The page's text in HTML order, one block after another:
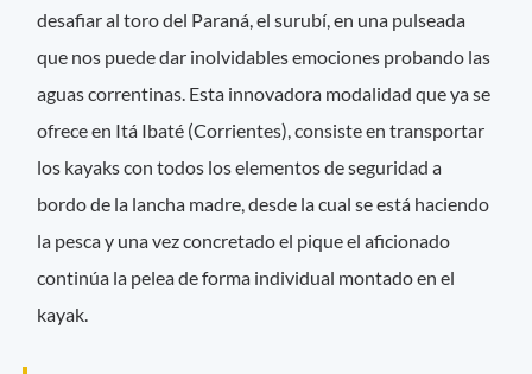
desafiar al toro del Paraná, el surubí, en una pulseada
que nos puede dar inolvidables emociones probando las
aguas correntinas. Esta innovadora modalidad que ya se
ofrece en Itá Ibaté (Corrientes), consiste en transportar
los kayaks con todos los elementos de seguridad a
bordo de la lancha madre, desde la cual se está haciendo
la pesca y una vez concretado el pique el aficionado
continúa la pelea de forma individual montado en el
kayak.